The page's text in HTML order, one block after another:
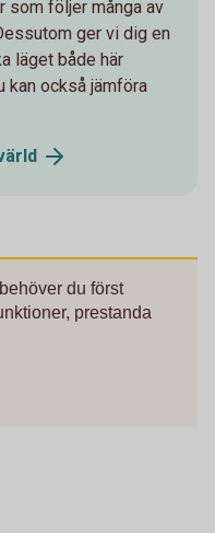
som följer många av
ger vi dig en
läget både här
kan också jämföra
du först
prestanda